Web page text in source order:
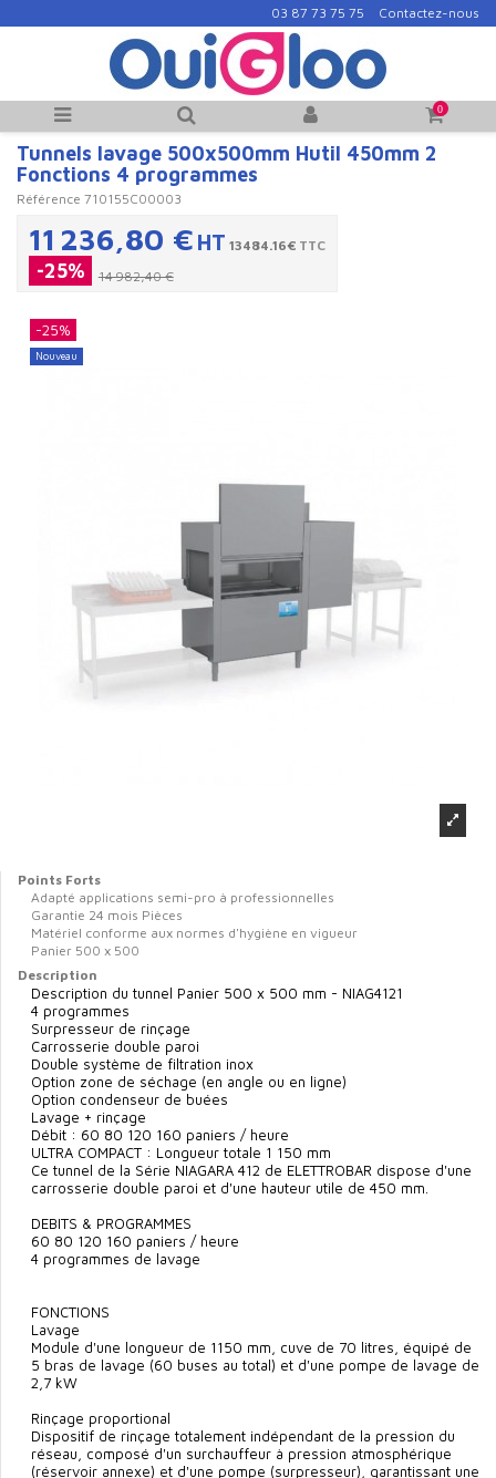
03 87 73 75 75 Contactez-nous
0
Tunnels lavage 500x500mm Hutil 450mm 2
Fonctions 4 programmes
Référence 710155C00003
11 236,80 € HT 13484.16€ TTC
-25% 14 982,40 €
-25%
Nouveau
Points Forts
Adapté applications semi-pro à professionnelles
Garantie 24 mois Pièces
Matériel conforme aux normes d'hygiène en vigueur
Panier 500 x 500
Description
Description du tunnel Panier 500 x 500 mm - NIAG4121
4 programmes
Surpresseur de rinçage
Carrosserie double paroi
Double système de filtration inox
Option zone de séchage (en angle ou en ligne)
Option condenseur de buées
Lavage + rinçage
Débit : 60 80 120 160 paniers / heure
ULTRA COMPACT : Longueur totale 1 150 mm
Ce tunnel de la Série NIAGARA 412 de ELETTROBAR dispose d'une
carrosserie double paroi et d'une hauteur utile de 450 mm.
DEBITS & PROGRAMMES
60 80 120 160 paniers / heure
4 programmes de lavage
FONCTIONS
Lavage
Module d'une longueur de 1150 mm, cuve de 70 litres, équipé de
5 bras de lavage (60 buses au total) et d'une pompe de lavage de
2,7 kW
Rinçage proportional
Dispositif de rinçage totalement indépendant de la pression du
réseau, composé d'un surchauffeur à pression atmosphérique
(réservoir annexe) et d'une pompe (surpresseur), garantissant une